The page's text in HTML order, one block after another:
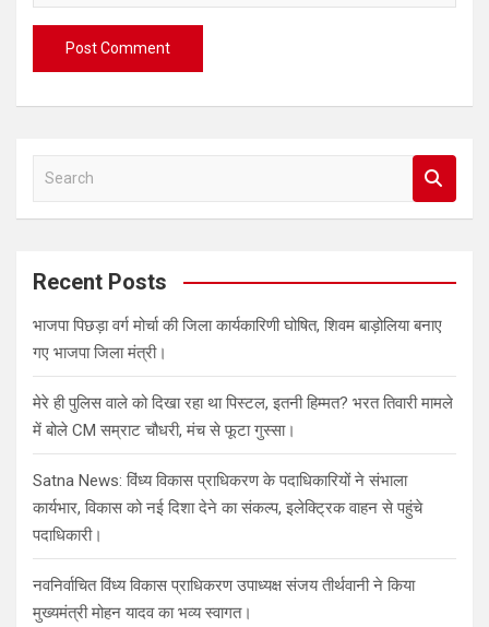
a
c
Recent Posts
भाजपा पिछड़ा वर्ग मोर्चा की जिला कार्यकारिणी घोषित, शिवम बाड़ोलिया बनाए
गए भाजपा जिला मंत्री।
मेरे ही पुलिस वाले को दिखा रहा था पिस्टल, इतनी हिम्मत? भरत तिवारी मामले
में बोले CM सम्राट चौधरी, मंच से फूटा गुस्सा।
Satna News: विंध्य विकास प्राधिकरण के पदाधिकारियों ने संभाला
कार्यभार, विकास को नई दिशा देने का संकल्प, इलेक्ट्रिक वाहन से पहुंचे
पदाधिकारी।
नवनिर्वाचित विंध्य विकास प्राधिकरण उपाध्यक्ष संजय तीर्थवानी ने किया
मुख्यमंत्री मोहन यादव का भव्य स्वागत।